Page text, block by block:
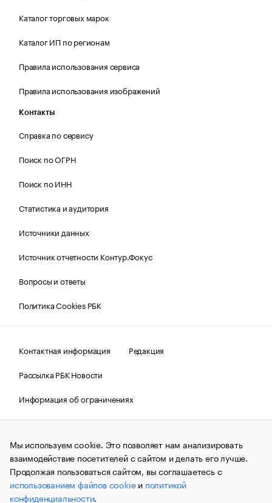
Каталог торговых марок
Каталог ИП по регионам
Правила использования сервиса
Правила использования изображений
Контакты
Справка по сервису
Поиск по ОГРН
Поиск по ИНН
Статистика и аудитория
Источники данных
Источник отчетности Контур.Фокус
Вопросы и ответы
Политика Cookies РБК
Контактная информация
Редакция
Рассылка РБК Новости
Информация об ограничениях
Правовая информация
О соблюдении авторских прав
© АО «РОСБИЗНЕСКОНСАЛТИНГ»,1995–2026.Сообщения
и материалы информационного агентства «РБК»
(зарегистрировано Федеральной службой по надзору в сфере
связи, информационных технологий и массовых
коммуникаций (Роскомнадзор) 09.12.2015 за номером ИА
№ФС77-63848) сопровождаются пометкой «РБК». Отдельные
Мы используем cookie. Это позволяет нам анализировать
взаимодействие посетителей с сайтом и делать его лучше.
Продолжая пользоваться сайтом, вы соглашаетесь с
использованием файлов cookieи политикой
конфиденциальности.